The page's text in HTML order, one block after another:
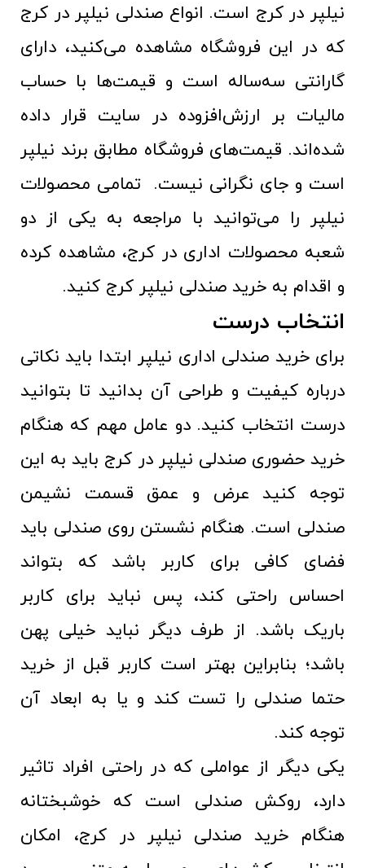
نیلپر در کرج است. انواع صندلی نیلپر در کرج
که در این فروشگاه مشاهده می‌کنید، دارای
گارانتی سه‌ساله است و قیمت‌ها با حساب
مالیات بر ارزش‌افزوده در سایت قرار داده
شده‌اند. قیمت‌های فروشگاه مطابق برند نیلپر
است و جای نگرانی نیست. تمامی محصولات
نیلپر را می‌توانید با مراجعه به یکی از دو
شعبه محصولات اداری در کرج، مشاهده کرده
و اقدام به خرید صندلی نیلپر کرج کنید.
انتخاب درست
برای خرید صندلی اداری نیلپر ابتدا باید نکاتی
درباره کیفیت و طراحی آن بدانید تا بتوانید
درست انتخاب کنید. دو عامل مهم که هنگام
خرید حضوری صندلی نیلپر در کرج باید به این
توجه کنید عرض و عمق قسمت نشیمن
صندلی است. هنگام نشستن روی صندلی باید
فضای کافی برای کاربر باشد که بتواند
احساس راحتی کند، پس نباید برای کاربر
باریک باشد. از طرف دیگر نباید خیلی پهن
باشد؛ بنابراین بهتر است کاربر قبل از خرید
حتما صندلی را تست کند و یا به ابعاد آن
توجه کند.
یکی دیگر از عواملی که در راحتی افراد تاثیر
دارد، روکش صندلی است که خوشبختانه
هنگام خرید صندلی نیلپر در کرج، امکان